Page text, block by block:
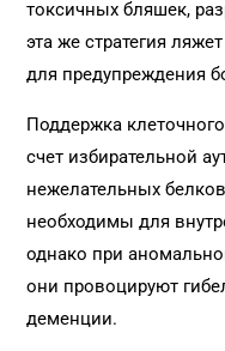
токсичных бляшек,
эта же стратегия
для предупреждения
Поддержка
счет избирательной
нежелательных
необходимы для
однако при
они провоцируют
деменции.